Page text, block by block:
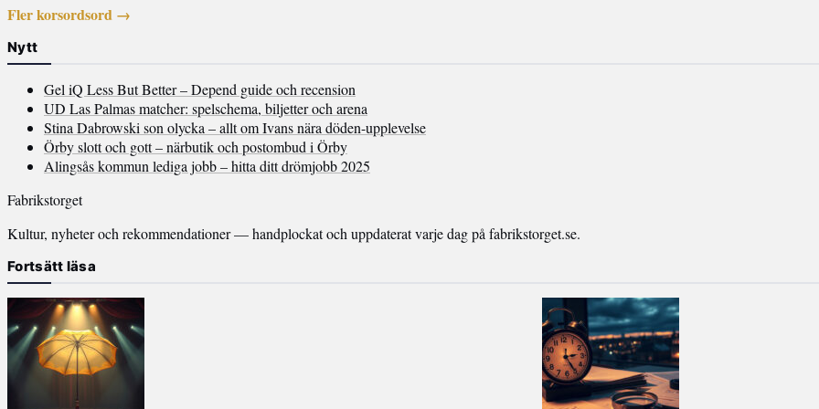
Fler korsordsord →
Nytt
Gel iQ Less But Better – Depend guide och recension
UD Las Palmas matcher: spelschema, biljetter och arena
Stina Dabrowski son olycka – allt om Ivans nära döden-upplevelse
Örby slott och gott – närbutik och postombud i Örby
Alingsås kommun lediga jobb – hitta ditt drömjobb 2025
Fabrikstorget
Kultur, nyheter och rekommendationer — handplockat och uppdaterat varje dag på fabrikstorget.se.
Fortsätt läsa